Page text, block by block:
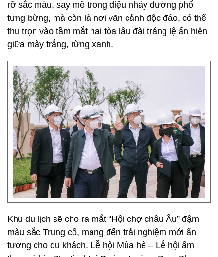
rỡ sắc màu, say mê trong điệu nhảy đường phố
tưng bừng, mà còn là nơi vãn cảnh độc đáo, có thể
thu trọn vào tầm mắt hai tòa lâu đài tráng lệ ẩn hiện
giữa mây trắng, rừng xanh.
Khu du lịch sẽ cho ra mắt “Hội chợ châu Âu” đậm
màu sắc Trung cổ, mang đến trải nghiệm mới ấn
tượng cho du khách. Lễ hội Mùa hè – Lễ hội ẩm